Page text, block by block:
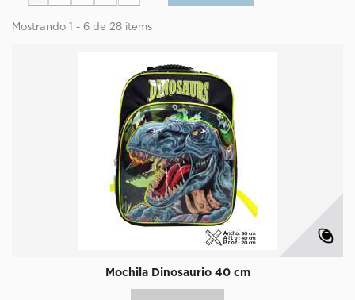
Mostrando 1 - 6 de 28 items
Mochila Dinosaurio 40 cm